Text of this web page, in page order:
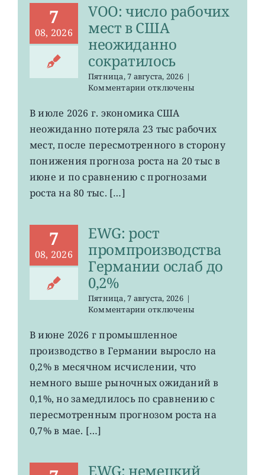
7
08, 2026
VOO: число рабочих
мест в США
неожиданно
сократилось
Пятница, 7 августа, 2026 |
Комментариик
VOO:
рабочих
мест
США
неожиданно
отключены
В июле 2026 г. экономика США
неожиданно потеряла 23 тыс рабочих
мест, после пересмотренного в сторону
понижения прогноза роста на 20 тыс в
июне и по сравнению с прогнозами
роста на 80 тыс. […]
7
08, 2026
EWG: рост
промпроизводства
Германии ослаб до
0,2%
Пятница, 7 августа, 2026 |
Комментариик
EWG:
рост
промпроизводства
Германии
до
0,2%
отключены
В июне 2026 г промышленное
производство в Германии выросло на
0,2% в месячном исчислении, что
немного выше рыночных ожиданий в
0,1%, но замедлилось по сравнению с
пересмотренным прогнозом роста на
0,7% в мае. […]
EWG: немецкий